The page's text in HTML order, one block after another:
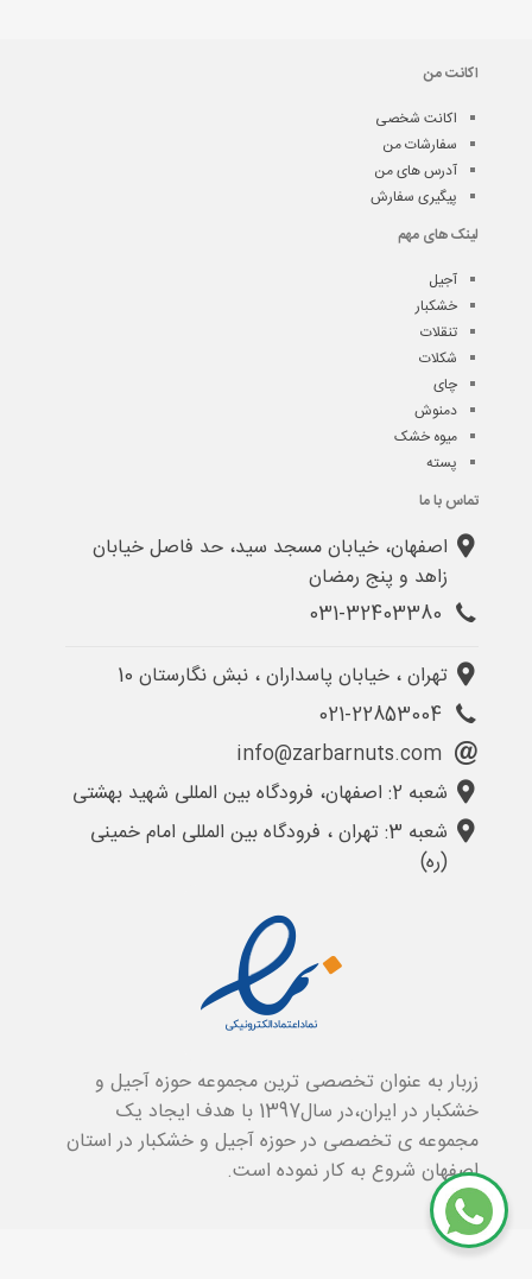
اکانت من
اکانت شخصی
سفارشات من
آدرس های من
پیگیری سفارش
لینک های مهم
آجیل
خشکبار
تنقلات
شکلات
چای
دمنوش
میوه خشک
پسته
تماس با ما
اصفهان، خیابان مسجد سید، حد فاصل خیابان
زاهد و پنج رمضان
تهران ، خیابان پاسداران ، نبش نگارستان 10
شعبه 2: اصفهان، فرودگاه بین المللی شهید بهشتی
شعبه 3: تهران ، فرودگاه بین المللی امام خمینی
(ره)
زربار به عنوان تخصصی ترین مجموعه حوزه آجیل و
خشکبار در ایران،در سال1397 با هدف ایجاد یک
مجموعه ی تخصصی در حوزه آجیل و خشکبار در استان
اصفهان شروع به کار نموده است.